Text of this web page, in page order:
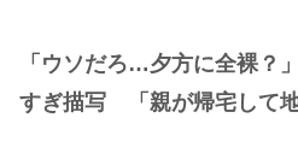
「ウソだろ…夕方に全裸
すぎ描写 「親が帰宅して地